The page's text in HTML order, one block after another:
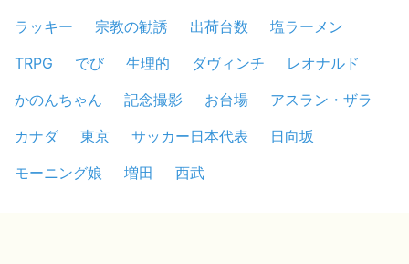
ラッキー
宗教の勧誘 出荷台数
塩ラーメン
TRPG
でび 生理的 ダヴィンチ
レオナルド
かのんちゃん
記念撮影 お台場
アスラン・ザラ
カナダ
東京 サッカー日本代表
日向坂
モーニング娘
増田 西武